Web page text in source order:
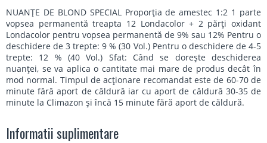
NUANŢE DE BLOND SPECIAL Proporţia de amestec 1:2 1 parte
vopsea permanentă treapta 12 Londacolor + 2 părţi oxidant
Londacolor pentru vopsea permanentă de 9% sau 12% Pentru o
deschidere de 3 trepte: 9 % (30 Vol.) Pentru o deschidere de 4-5
trepte: 12 % (40 Vol.) Sfat: Când se doreşte deschiderea
nuanţei, se va aplica o cantitate mai mare de produs decât în
mod normal. Timpul de acţionare recomandat este de 60-70 de
minute fără aport de căldură iar cu aport de căldură 30-35 de
minute la Climazon şi încă 15 minute fără aport de căldură.
Informatii suplimentare